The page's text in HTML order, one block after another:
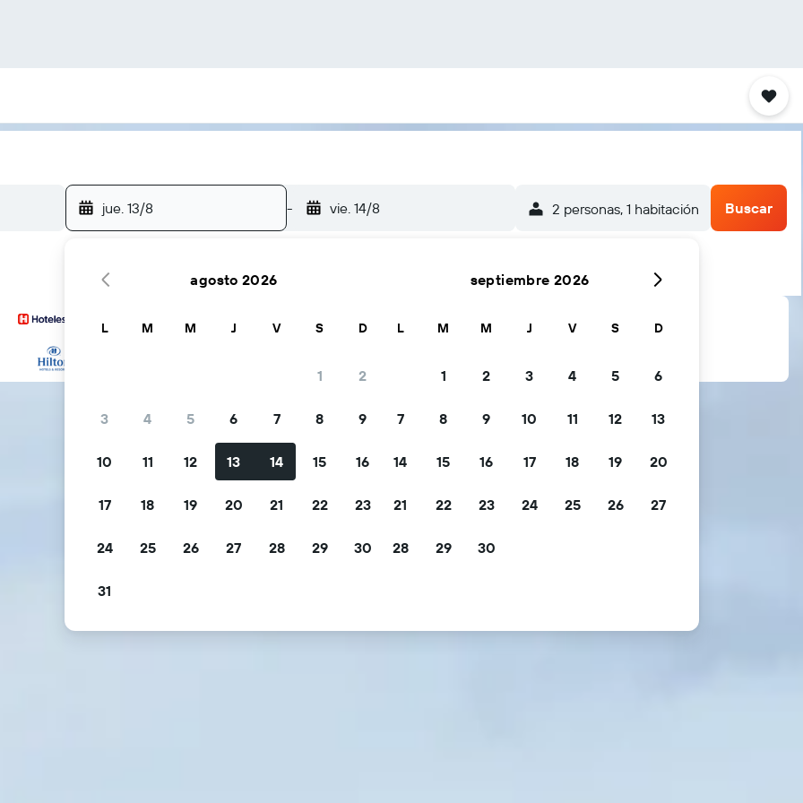
jue. 13/8 - vie. 14/8 2 personas, 1 habitación Buscar
agosto 2026
L M M J V S D
1 2
3 4 5 6 7 8 9
10 11 12 13 14 15 16
17 18 19 20 21 22 23
24 25 26 27 28 29 30
31
septiembre 2026
L M M J V S D
1 2 3 4 5 6
7 8 9 10 11 12 13
14 15 16 17 18 19 20
21 22 23 24 25 26 27
28 29 30